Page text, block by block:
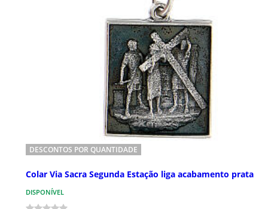
DESCONTOS POR QUANTIDADE
Colar Via Sacra Segunda Estação liga acabamento prata
DISPONÍVEL